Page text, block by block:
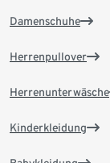
Damenschuhe
Herrenpullover
Herrenunterwäsche
Kinderkleidung